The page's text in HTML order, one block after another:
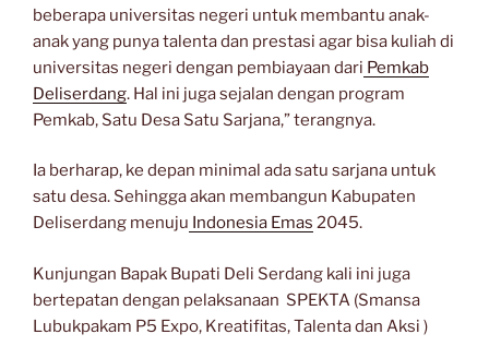
beberapa universitas negeri untuk membantu anak-
anak yang punya talenta dan prestasi agar bisa kuliah di
universitas negeri dengan pembiayaan dari Pemkab
Deliserdang. Hal ini juga sejalan dengan program
Pemkab, Satu Desa Satu Sarjana,” terangnya.
Ia berharap, ke depan minimal ada satu sarjana untuk
satu desa. Sehingga akan membangun Kabupaten
Deliserdang menuju Indonesia Emas 2045.
Kunjungan Bapak Bupati Deli Serdang kali ini juga
bertepatan dengan pelaksanaan SPEKTA (Smansa
Lubukpakam P5 Expo, Kreatifitas, Talenta dan Aksi )